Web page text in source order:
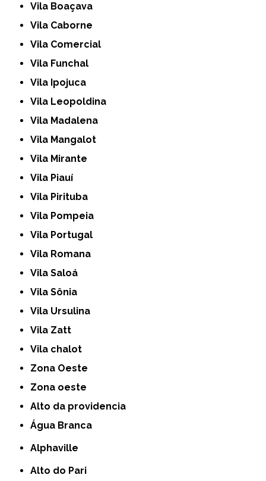
Vila Boaçava
Vila Caborne
Vila Comercial
Vila Funchal
Vila Ipojuca
Vila Leopoldina
Vila Madalena
Vila Mangalot
Vila Mirante
Vila Piauí
Vila Pirituba
Vila Pompeia
Vila Portugal
Vila Romana
Vila Saloá
Vila Sônia
Vila Ursulina
Vila Zatt
Vila chalot
Zona Oeste
Zona oeste
alto da providencia
Água Branca
Alphaville
Alto do Pari